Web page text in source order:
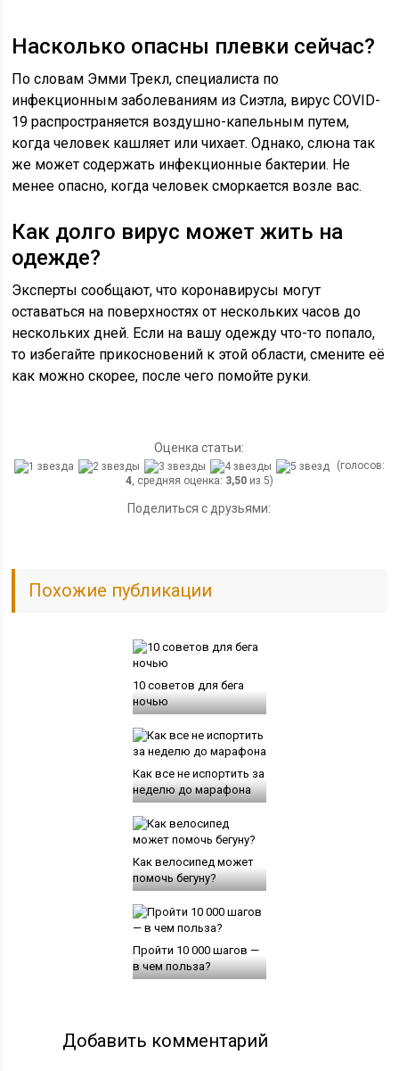
Насколько опасны плевки сейчас?
По словам Эмми Трекл, специалиста по
инфекционным заболеваниям из Сиэтла, вирус COVID-
19 распространяется воздушно-капельным путем,
когда человек кашляет или чихает. Однако, слюна так
же может содержать инфекционные бактерии. Не
менее опасно, когда человек сморкается возле вас.
Как долго вирус может жить на
одежде?
Эксперты сообщают, что коронавирусы могут
оставаться на поверхностях от нескольких часов до
нескольких дней. Если на вашу одежду что-то попало,
то избегайте прикосновений к этой области, смените её
как можно скорее, после чего помойте руки.
Оценка статьи:
(голосов:
4, средняя оценка: 3,50из 5)
Поделиться с друзьями:
Похожие публикации
10 советов для бега
ночью
Как все не испортить за
неделю до марафона
Как велосипед может
помочь бегуну?
Пройти 10 000 шагов —
в чем польза?
Добавить комментарий